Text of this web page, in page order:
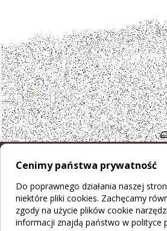
Cenimy państwa prywatność
Do poprawnego działania naszej
niektóre pliki cookies. Zachęcamy
zgody na użycie plików cookie
informacji znajdą państwo w polityce
Realizacja© 2026 WEBOPCJA.pl
Regulamin sklepu| Polityka